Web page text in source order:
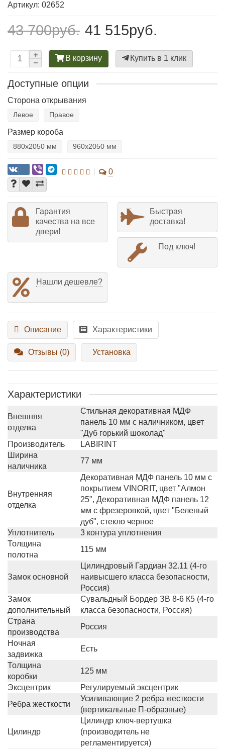
Артикул: 02652
43 700руб. 41 515руб.
В корзину Купить в 1 клик
Доступные опции
Сторона открывания
Левое Правое
Размер короба
880х2050 мм 960х2050 мм
0
Гарантия
качества на все
двери!
Быстрая
доставка!
Под ключ!
Нашли дешевле?
Описание Характеристики
Отзывы (0) Установка
Характеристики
Внешняя
отделка
Стильная декоративная МДФ
панель 10 мм с наличником, цвет
"Дуб горький шоколад"
Производитель
LABIRINT
Ширина
наличника
77 мм
Внутренняя
отделка
Декоративная МДФ панель 10 мм с
покрытием VINORIT, цвет "Алмон
25", Декоративная МДФ панель 12
мм с фрезеровкой, цвет "Беленый
дуб", стекло черное
Уплотнитель
3 контура уплотнения
Толщина
полотна
115 мм
Замок основной
Цилиндровый Гардиан 32.11 (4-го
наивысшего класса безопасности,
Россия)
Замок
дополнительный
Сувальдный Бордер ЗВ 8-6 К5 (4-го
класса безопасности, Россия)
Страна
производства
Россия
Ночная
задвижка
Есть
Толщина
коробки
125 мм
Эксцентрик
Регулируемый эксцентрик
Ребра жесткости
Усиливающие 2 ребра жесткости
(вертикальные П-образные)
Цилиндр
Цилиндр ключ-вертушка
(производитель не
регламентируется)